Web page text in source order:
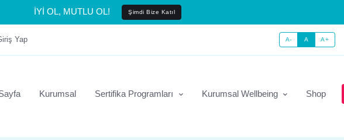
İYİ OL, MUTLU OL! Şimdi Bize Katıl
Yap A- A A+
Kurumsal Sertifika Programları Kurumsal Wellbeing Shop